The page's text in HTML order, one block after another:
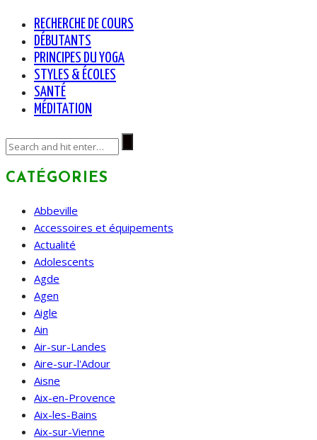
RECHERCHE DE COURS
DÉBUTANTS
PRINCIPES DU YOGA
STYLES & ÉCOLES
SANTÉ
MÉDITATION
CATÉGORIES
Abbeville
Accessoires et équipements
Actualité
Adolescents
Agde
Agen
Aigle
Ain
Air-sur-Landes
Aire-sur-l'Adour
Aisne
Aix-en-Provence
Aix-les-Bains
Aix-sur-Vienne